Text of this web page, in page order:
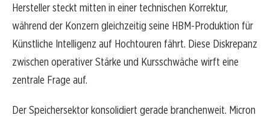
Hersteller steckt mitten in einer technischen Korrektur,
während der Konzern gleichzeitig seine HBM-Produktion für
Künstliche Intelligenz auf Hochtouren fährt. Diese Diskrepanz
zwischen operativer Stärke und Kursschwäche wirft eine
zentrale Frage auf.
Der Speichersektor konsolidiert gerade branchenweit. Micron